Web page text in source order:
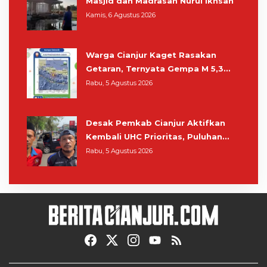
Kamis, 6 Agustus 2026
Warga Cianjur Kaget Rasakan
Getaran, Ternyata Gempa M 5,3
Berpusat di Pangandaran
Rabu, 5 Agustus 2026
Desak Pemkab Cianjur Aktifkan
Kembali UHC Prioritas, Puluhan
Warga Unjuk Rasa di Pendopo
Rabu, 5 Agustus 2026